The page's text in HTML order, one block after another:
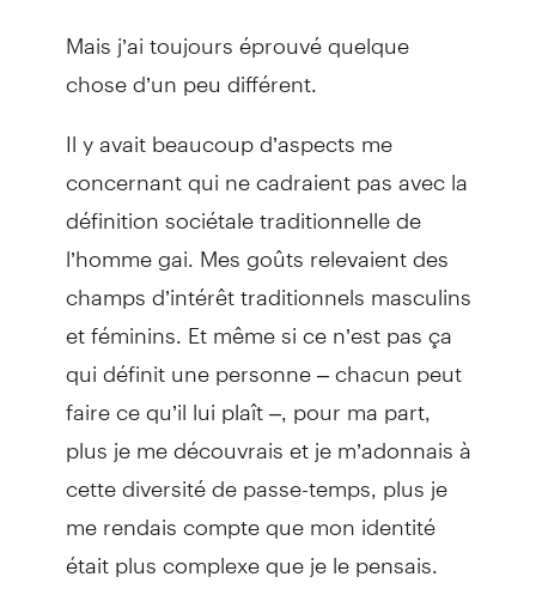
Mais j’ai toujours éprouvé quelque
chose d’un peu différent.
Il y avait beaucoup d’aspects me
concernant qui ne cadraient pas avec la
définition sociétale traditionnelle de
l’homme gai. Mes goûts relevaient des
champs d’intérêt traditionnels masculins
et féminins. Et même si ce n’est pas ça
qui définit une personne – chacun peut
faire ce qu’il lui plaît –, pour ma part,
plus je me découvrais et je m’adonnais à
cette diversité de passe-temps, plus je
me rendais compte que mon identité
était plus complexe que je le pensais.